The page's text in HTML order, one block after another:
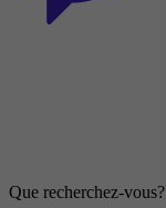
Que recherchez-vous?